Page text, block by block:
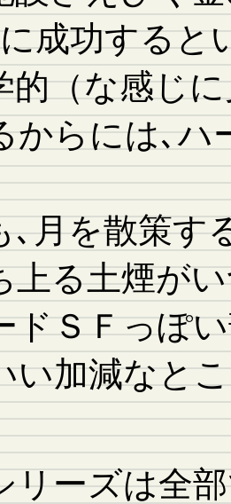
成功すると
的（な感じ
からには､ハ
､月を散策す
上る土煙が
ドＳＦっぽ
い加減なと
リーズは全